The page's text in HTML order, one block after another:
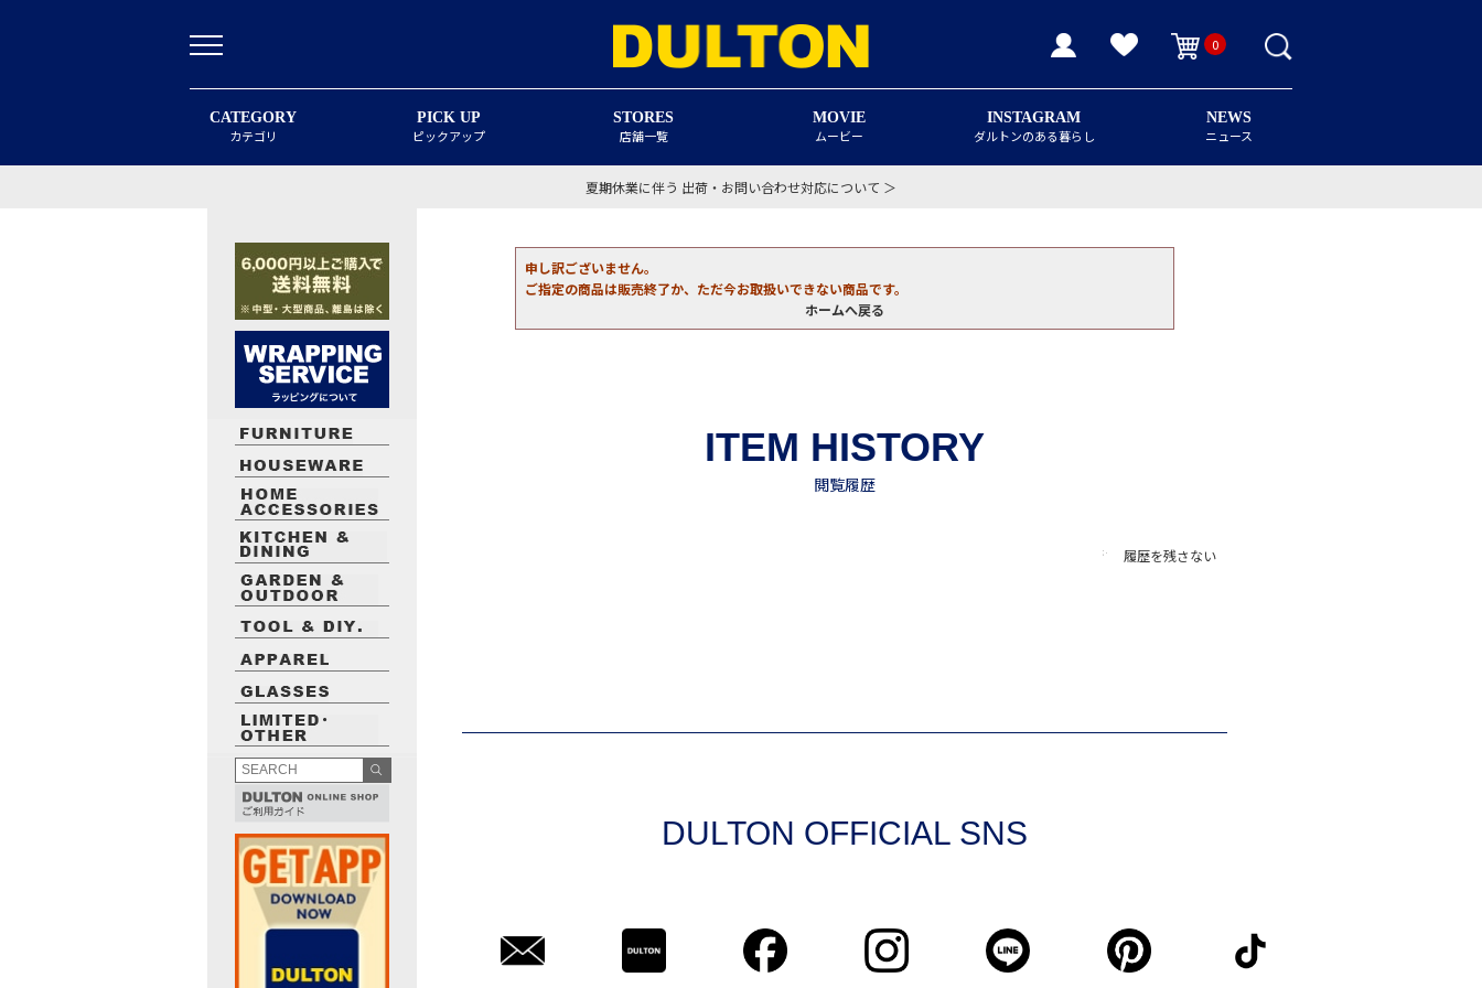
0
CATEGORY
カテゴリ
PICK UP
ピックアップ
STORES
店舗一覧
MOVIE
ムービー
INSTAGRAM
ダルトンのある暮らし
NEWS
ニュース
夏期休業に伴う 出荷・お問い合わせ対応について ＞
申し訳ございません。
ご指定の商品は販売終了か、ただ今お取扱いできない商品です。
ホームへ戻る
履歴を残さない
DULTON OFFICIAL SNS